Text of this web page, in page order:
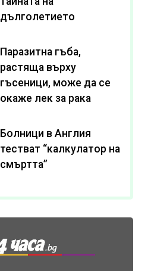
дълголетието
Паразитна гъба,
растяща върху
гъсеници, може да се
окаже лек за рака
Болници в Англия
тестват “калкулатор на
смъртта”